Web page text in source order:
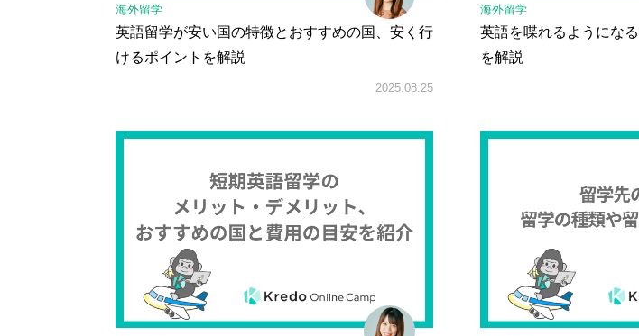
海外留学
英語留学が安い国の特徴とおすすめの国、安く行
けるポイントを解説
2025.08.25
海外留学
英語を喋れるようにな
を解説